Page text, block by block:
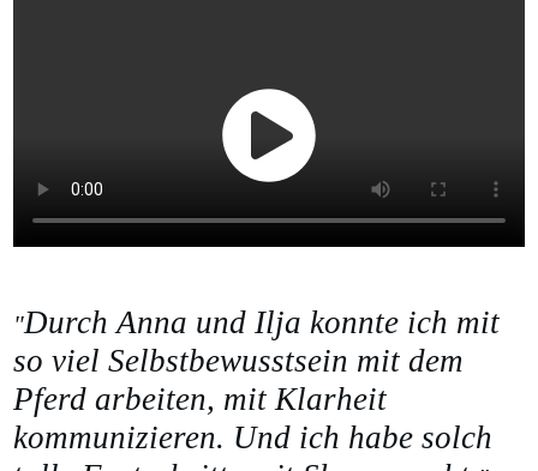
"Durch Anna und Ilja konnte ich mit
so viel Selbstbewusstsein mit dem
Pferd arbeiten, mit Klarheit
kommunizieren. Und ich habe solch